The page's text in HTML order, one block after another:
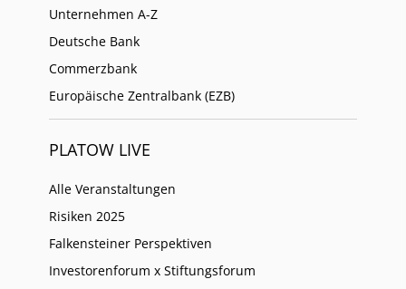
Unternehmen A-Z
Deutsche Bank
Commerzbank
Europäische Zentralbank (EZB)
PLATOW LIVE
Alle Veranstaltungen
Risiken 2025
Falkensteiner Perspektiven
Investorenforum x Stiftungsforum